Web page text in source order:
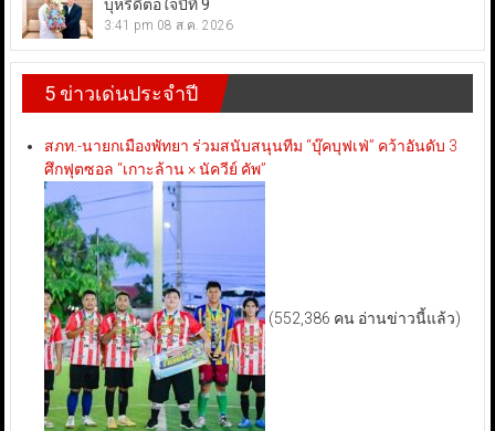
บุหรี่ดีต่อใจปีที่ 9
3:41 pm 08 ส.ค. 2026
5 ข่าวเด่นประจำปี
สภท.-นายกเมืองพัทยา ร่วมสนับสนุนทีม “บุ๊คบุฟเฟ่” คว้าอันดับ 3
ศึกฟุตซอล “เกาะล้าน × นัควีย์ คัพ”
(552,386 คน อ่านข่าวนี้แล้ว)